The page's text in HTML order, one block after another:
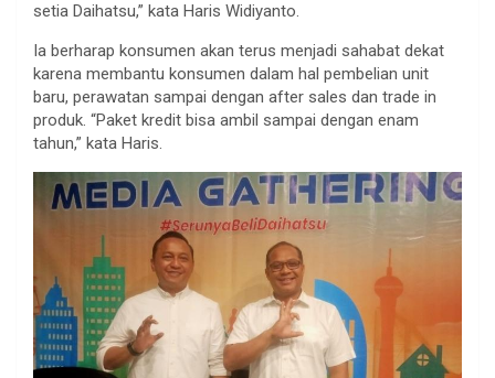
setia Daihatsu,” kata Haris Widiyanto.
Ia berharap konsumen akan terus menjadi sahabat dekat
karena membantu konsumen dalam hal pembelian unit
baru, perawatan sampai dengan after sales dan trade in
produk. “Paket kredit bisa ambil sampai dengan enam
tahun,” kata Haris.